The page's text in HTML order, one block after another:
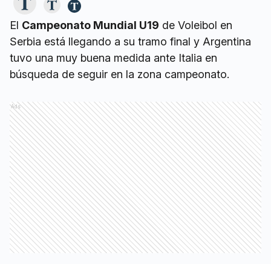
El Campeonato Mundial U19 de Voleibol en
Serbia está llegando a su tramo final y Argentina
tuvo una muy buena medida ante Italia en
búsqueda de seguir en la zona campeonato.
Ads